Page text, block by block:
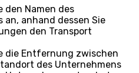
eines neuen Elements zur